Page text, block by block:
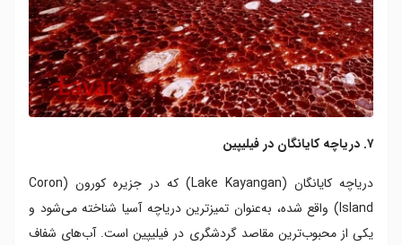
۷. دریاچه کایانگان در فیلیپین
دریاچه کایانگان (Lake Kayangan) که در جزیره کورون (Coron
Island) واقع شده، به‌عنوان تمیزترین دریاچه آسیا شناخته می‌شود و
یکی از محبوب‌ترین مقاصد گردشگری در فیلیپین است. آب‌های شفاف